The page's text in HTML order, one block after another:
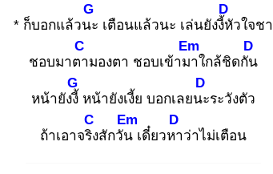
* ก็บอกแล้วนะ
G
เตือนแล้วนะ เล่นยังงี้หั
D
วใจชา
ชอบมาตา
C
มองตา ชอบเข้ามา
Em
ใกล้ชิดกัน
D
หน้ายังงี้
G
หน้ายังเงี้ย บอกเลยนะ
D
ระวังตัว
ถ้าเอาจริง
C
สักวัน
Em
เดี๋ยวหา
D
ว่าไม่เตือน